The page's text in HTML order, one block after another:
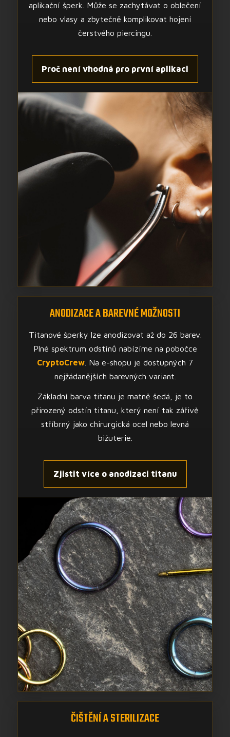
aplikační šperk. Může se zachytávat o oblečení
nebo vlasy a zbytečně komplikovat hojení
čerstvého piercingu.
Proč není vhodná pro první aplikaci
ANODIZACE A BAREVNÉ MOŽNOSTI
Titanové šperky lze anodizovat až do 26 barev.
Plné spektrum odstínů nabízíme na pobočce
CryptoCrew . Na e-shopu je dostupných 7
nejžádanějších barevných variant.
Základní barva titanu je matně šedá, je to
přirozený odstín titanu, který není tak zářivě
stříbrný jako chirurgická ocel nebo levná
bižuterie.
Zjistit více o anodizaci titanu
ČIŠTĚNÍ A STERILIZACE